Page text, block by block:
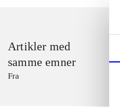
Artikler med
samme emner
Fra